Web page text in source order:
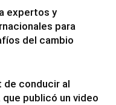
expertos y
para
del cambio
de conducir al
que publicó un video